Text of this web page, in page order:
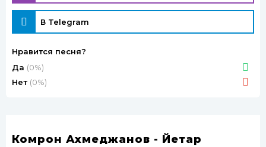
В Telegram
Нравится песня?
Да (0%)
Нет (0%)
Комрон Ахмеджанов - Йетар